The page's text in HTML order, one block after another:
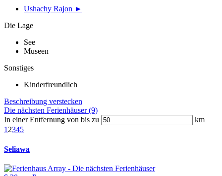
Ushachy Rajon ►
Die Lage
See
Museen
Sonstiges
Kinderfreundlich
Beschreibung verstecken
Die nächsten Ferienhäuser (9)
In einer Entfernung von bis zu
km
1 2345
Seliawa